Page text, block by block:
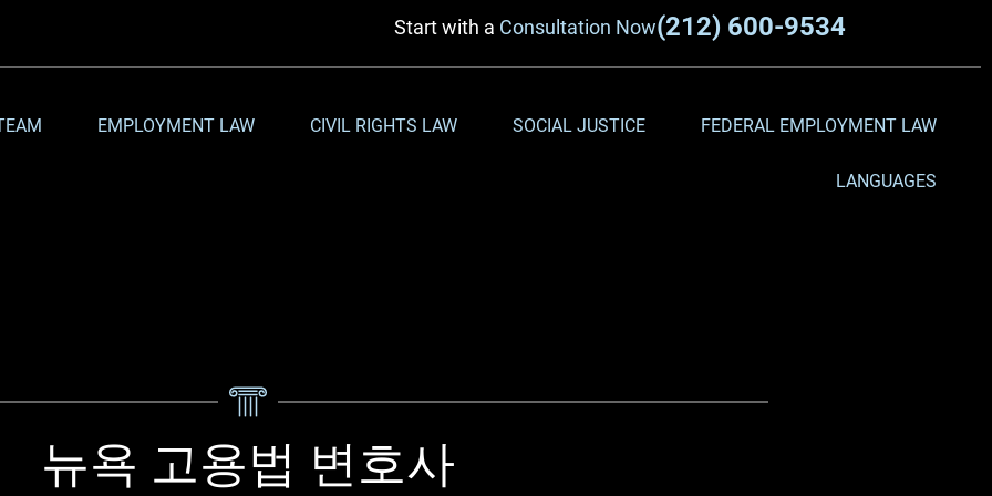
Start with a Consultation Now(212) 600-9534
EMPLOYMENT LAW CIVIL RIGHTS LAW SOCIAL JUSTICE FEDERAL EMPLOYMENT LAW
LANGUAGES
뉴욕 고용법 변호사